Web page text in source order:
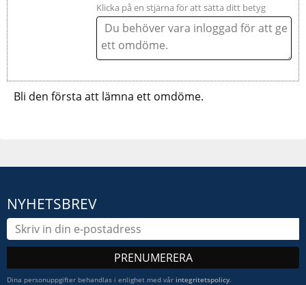
Klicka på en stjärna för att sätta ditt betyg
Bli den första att lämna ett omdöme.
NYHETSBREV
PRENUMERERA
Dina personuppgifter behandlas i enlighet med vår integritetspolicy.